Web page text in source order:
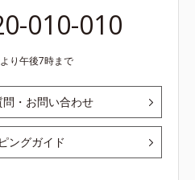
010-010
り午後7時まで
・お問い合わせ
ングガイド